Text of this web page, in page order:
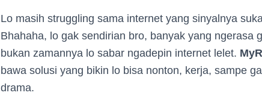
Lo masih struggling sama internet yang sinyalnya
Bhahaha, lo gak sendirian bro, banyak yang ngerasa
bukan zamannya lo sabar ngadepin internet lelet.
bawa solusi yang bikin lo bisa nonton, kerja, sampe
drama.